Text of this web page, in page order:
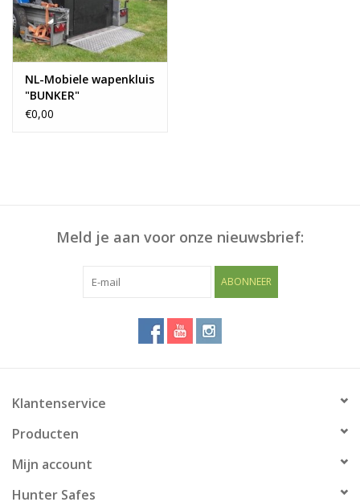
NL-Mobiele wapenkluis
"BUNKER"
€0,00
Meld je aan voor onze nieuwsbrief:
ABONNEER
Klantenservice
Producten
Mijn account
Hunter Safes